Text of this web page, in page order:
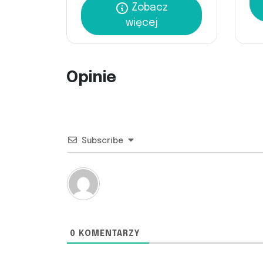
Zobacz
więcej
Opinie
Subscribe
0 KOMENTARZY